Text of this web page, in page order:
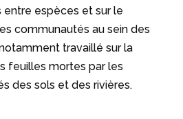
entre espèces et sur le
communautés au sein des
travaillé sur la
feuilles mortes par les
des sols et des rivières.